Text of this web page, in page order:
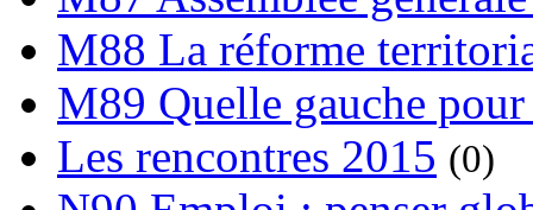
M88 La réforme
M89 Quelle gauche
Les rencontres 2015 (0)